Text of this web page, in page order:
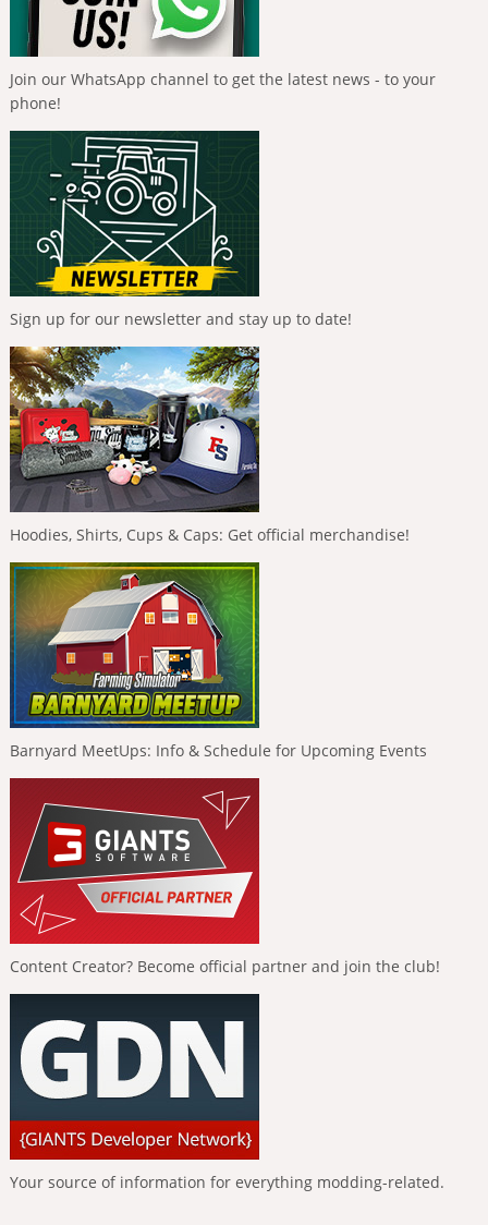
Join our WhatsApp channel to get the latest news - to your
phone!
Sign up for our newsletter and stay up to date!
Hoodies, Shirts, Cups & Caps: Get official merchandise!
Barnyard MeetUps: Info & Schedule for Upcoming Events
Content Creator? Become official partner and join the club!
Your source of information for everything modding-related.